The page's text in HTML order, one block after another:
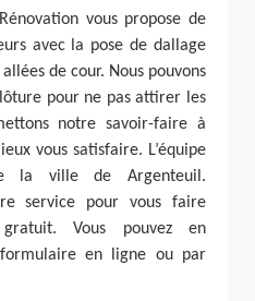
vous propose de
avec la pose de dallage
de cour. Nous pouvons
pour ne pas attirer les
notre savoir-faire à
vous satisfaire. L’équipe
la ville de Argenteuil.
service pour vous faire
Vous pouvez en
en ligne ou par